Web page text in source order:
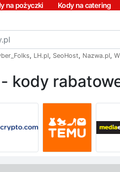
na pożyczki Kody na catering
, LH.pl, SeoHost, Nazwa.pl,
kody